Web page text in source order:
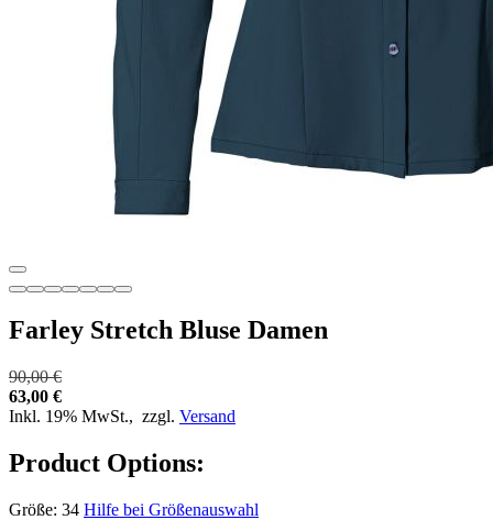
Farley Stretch Bluse Damen
90,00 €
63,00 €
Inkl. 19% MwSt., zzgl. Versand
Product Options:
Größe: 34 Hilfe bei Größenauswahl